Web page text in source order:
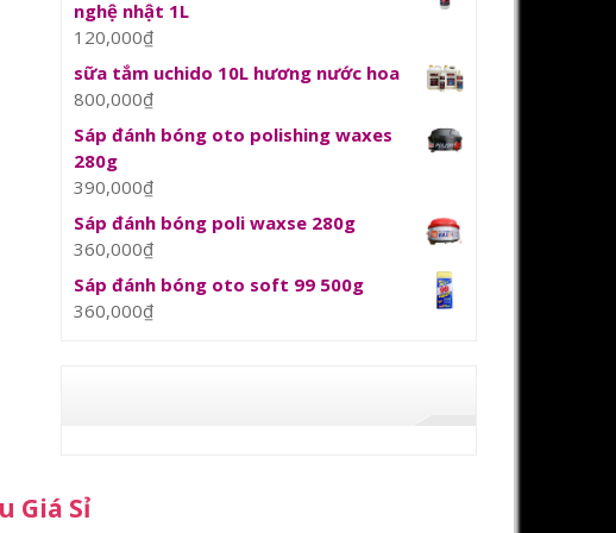
nghệ nhật 1L
120,000₫
sữa tắm uchido 10L hương nước hoa
800,000₫
Sáp đánh bóng oto polishing waxes
280g
390,000₫
Sáp đánh bóng poli waxse 280g
360,000₫
Sáp đánh bóng oto soft 99 500g
360,000₫
Giá Sỉ